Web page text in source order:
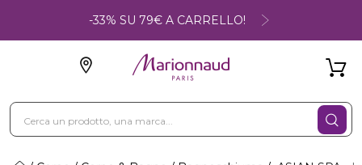
-33% SU 79€ A CARRELLO!